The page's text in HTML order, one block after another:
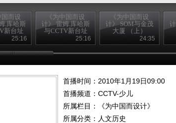
国而设
.库哈斯
新台址
25:16
《为中国而设
计》 雷姆.库哈斯
与CCTV新台址
25:16
《为中国而设
计》 SOM与金茂
大厦 （上）
24:35
首播时间：2010年1月19日09:00
首播频道： CCTV-少儿
所属栏目：
《为中国而设计》
所属分类：人文历史